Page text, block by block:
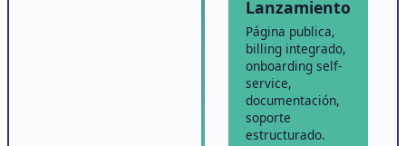
Lanzamiento
Página publica,
billing integrado,
onboarding self-
service,
documentación,
soporte
estructurado.